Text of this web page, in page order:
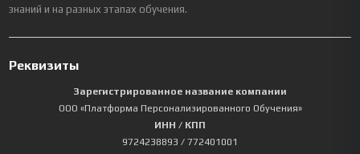
знаний и на разных этапах обучения.
Реквизиты
Зарегистрированное название компании
ООО «Платформа Персонализированного Обучения»
ИНН / КПП
9724238893 / 772401001